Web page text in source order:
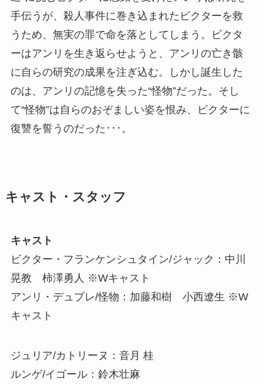
手伝うが、殺人事件に巻き込まれたビクターを救
うため、無実の罪で命を落としてしまう。ビクタ
ーはアンリを生き返らせようと、アンリの亡き骸
に自らの研究の成果を注ぎ込む。しかし誕生した
のは、アンリの記憶を失った“怪物”だった。そし
て“怪物”は自らのおぞましい姿を恨み、ビクターに
復讐を誓うのだった･･･。
キャスト・スタッフ
キャスト
ビクター・フランケンシュタイン/ジャック：中川
晃教 柿澤勇人 ※Wキャスト
アンリ・デュプレ/怪物：加藤和樹 小西遼生 ※W
キャスト
ジュリア/カトリーヌ：音月 桂
ルンゲ/イゴール：鈴木壮麻